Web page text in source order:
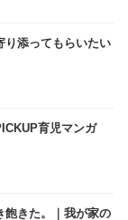
り添ってもらいたい
育児マンガ
きた。｜我が家の